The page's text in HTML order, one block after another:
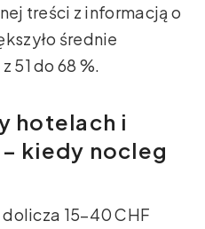
treści z informacją o
średnie
51 do 68 %.
hotelach i
kiedy nocleg
15–40 CHF